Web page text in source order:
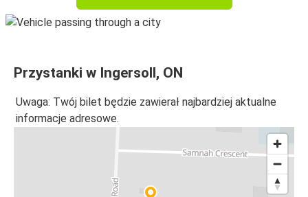
Przystanki w Ingersoll, ON
Uwaga: Twój bilet będzie zawierał najbardziej aktualne
informacje adresowe.